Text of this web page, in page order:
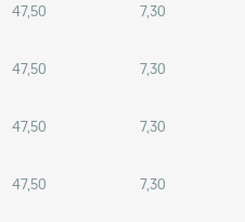
47,50 7,30
47,50 7,30
47,50 7,30
47,50 7,30